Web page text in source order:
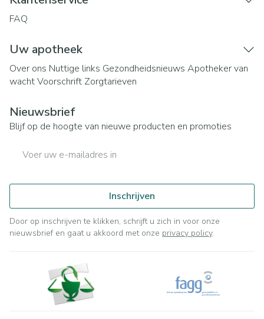
FAQ
Uw apotheek
Over ons Nuttige links Gezondheidsnieuws Apotheker van
wachtVoorschrift Zorgtarieven
Nieuwsbrief
Blijf op de hoogte van nieuwe producten en promoties
Inschrijven
Door op inschrijven te klikken, schrijft u zich in voor onze
nieuwsbrief en gaat u akkoord met onze privacy policy.